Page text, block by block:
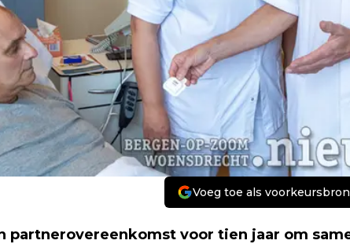
Voeg toe als
partnerovereenkomst voor tien jaar om